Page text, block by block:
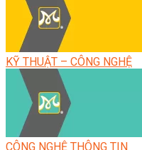
KỸ THUẬT – CÔNG NGHỆ
CÔNG NGHỆ THÔNG TIN